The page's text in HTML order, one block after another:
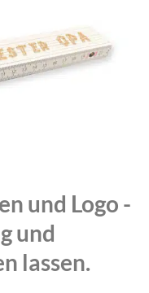
und Logo -
und
lassen.